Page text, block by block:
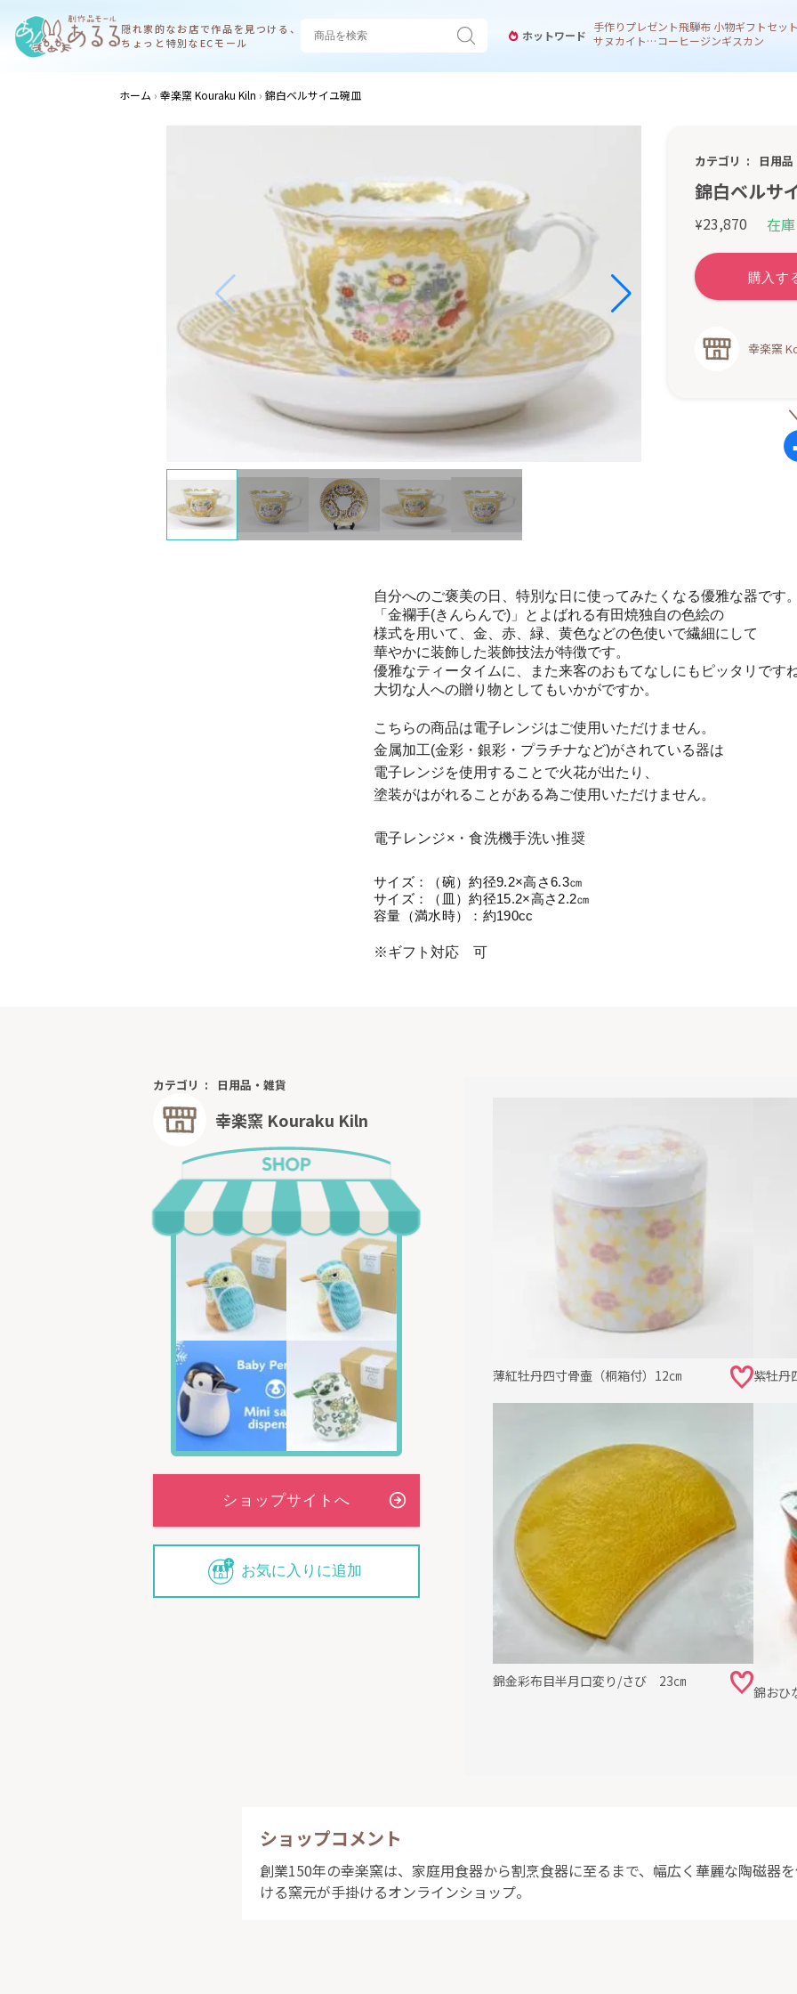
隠れ家的なお店で作品を見つける、
ちょっと特別なECモール
ホットワード
手作りプレゼント飛騨布 小物ギフトセッ
サヌカイト 風鈴コーヒージンギスカン
ホーム 幸楽窯 Kouraku Kiln 錦白ベルサイユ碗皿
カテゴリ 日用
錦白ベルサ
¥23,870 在庫
幸楽窯
自分へのご褒美の日、特別な日に使ってみたくなる優雅な器です
「金襴手(きんらんで) 」とよばれる有田焼独自の色絵の
様式を用いて、金、赤、緑、黄色などの色使いで繊細にして
華やかに装飾した装飾技法が特徴です。
優雅なティータイムに、また来客のおもてなしにもピッタリです
大切な人への贈り物としてもいかがですか。
こちらの商品は電子レンジはご使用いただけません。
金属加工(金彩・銀彩・プラチナなど)がされている器は
電子レンジを使用することで火花が出たり、
塗装がはがれることがある為ご使用いただけません。
電子レンジ×・食洗機手洗い推奨
サイズ： （碗）約径9.2×高さ6.3㎝
サイズ：（皿）約径15.2×高さ 2.2㎝
容量（満水時）：約190cc
※ギフト対応 可
カテゴリ 日用品・雑貨
幸楽窯 Kouraku Kiln
お気に入りに追加
薄紅牡丹四寸骨壷（桐箱付）12㎝ 紫牡丹
錦金彩布目半月口変り/さび 23㎝
錦おひ
ショップコメント
創業150年の幸楽窯は、家庭用食器から割烹食器に至るまで、幅広く華麗な陶磁器
ける窯元が手掛けるオンラインショップ。